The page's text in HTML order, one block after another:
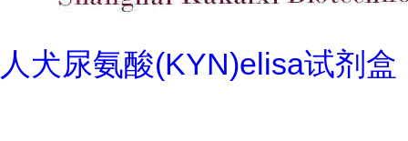
人犬尿氨酸(KYN)elisa试剂盒